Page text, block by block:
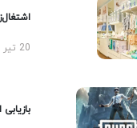
20 تیر 1405